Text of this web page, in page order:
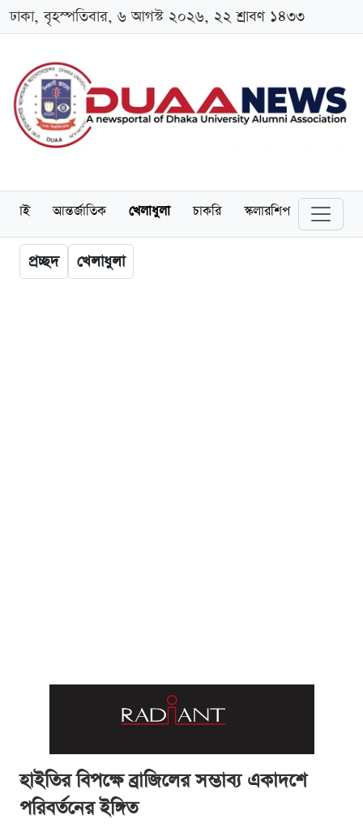
ঢাকা, বৃহস্পতিবার, ৬ আগস্ট ২০২৬, ২২ শ্রাবণ ১৪৩৩
আন্তর্জাতিক খেলাধুলা চাকরি স্কলারশিপ বিনোদন
প্রচ্ছদ খেলাধুলা
হাইতির বিপক্ষে ব্রাজিলের সম্ভাব্য একাদশে
পরিবর্তনের ইঙ্গিত